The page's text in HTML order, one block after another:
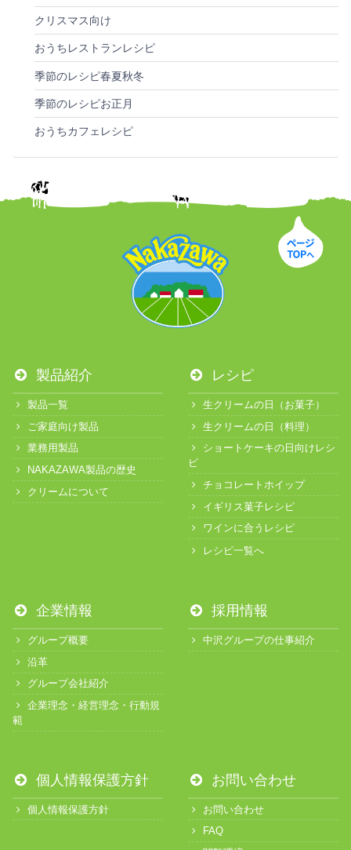
クリスマス向け
おうちレストランレシピ
季節のレシピ春夏秋冬
季節のレシピお正月
おうちカフェレシピ
製品紹介
製品一覧
ご家庭向け製品
業務用製品
NAKAZAWA製品の歴史
クリームについて
レシピ
生クリームの日（お菓子）
生クリームの日（料理）
ショートケーキの日向けレシ
ピ
チョコレートホイップ
イギリス菓子レシピ
ワインに合うレシピ
レシピ一覧へ
企業情報
グループ概要
沿革
グループ会社紹介
企業理念・経営理念・行動規
範
採用情報
中沢グループの仕事紹介
個人情報保護方針
個人情報保護方針
お問い合わせ
お問い合わせ
FAQ